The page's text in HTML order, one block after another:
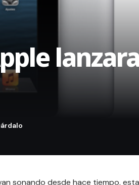
sonando desde hace tiempo,